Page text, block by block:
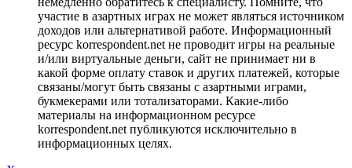
участие в азартных играх не может являться источником
доходов или альтернативой работе. Информационный
ресурс korrespondent.net не проводит игры на реальные
и/или виртуальные деньги, сайт не принимает ни в
какой форме оплату ставок и других платежей, которые
связаны/могут быть связаны с азартными играми,
букмекерами или тотализаторами. Какие-либо
материалы на информационном ресурсе
korrespondent.net публикуются исключительно в
информационных целях.